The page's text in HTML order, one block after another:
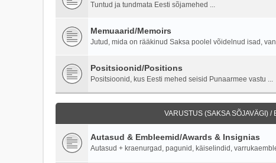
Tuntud ja tundmata Eesti sõjamehed ...
Memuaarid/Memoirs
Jutud, mida on rääkinud Saksa poolel võidelnud isad,
Positsioonid/Positions
Positsioonid, kus Eesti mehed seisid Punaarmee vastu ...
VARUSTUS (SAKSA SÕJAVÄGI)
Autasud & Embleemid/Awards & Insignias
Autasud + kraenurgad, pagunid, käiselindid,